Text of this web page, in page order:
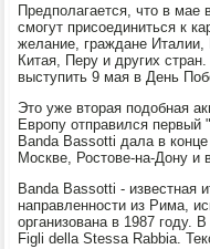
Предполагается, что в мае
смогут присоединиться к
желание, граждане
Китая, Перу и других
выступить 9 мая в День
Это уже вторая подобная
Европу отправился первый
Banda Bassotti дала в
Москве, Ростове-на-Дону и
Banda Bassotti - известная
направленности из Рима,
организована в 1987 году.
Figli della Stessa Rabbia.